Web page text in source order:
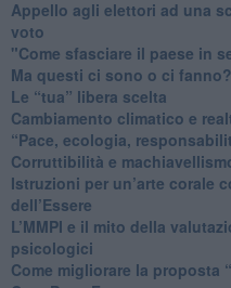
​Appello agli elettori ad una
voto
"Come sfasciare il paese in
​Ma questi ci sono o ci fanno?
​Le “tua” libera scelta
Cambiamento climatico e
“Pace, ecologia,
​Corruttibilità e
Istruzioni per un’arte corale
dell’Essere
​L’MMPI e il mito della
psicologici
Come migliorare la proposta